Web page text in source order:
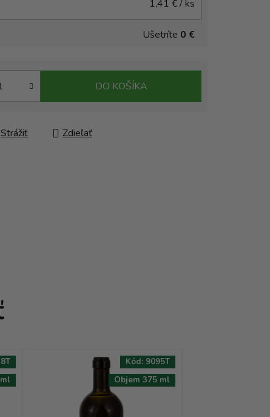
1,41 €/ ks
Ušetríte 0 €
DO KOŠÍKA
Strážiť Zdieľať
Objem 375 ml
Kód: 9095T